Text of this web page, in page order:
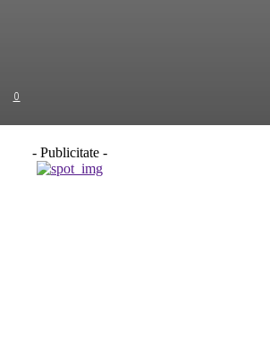
0
- Publicitate -